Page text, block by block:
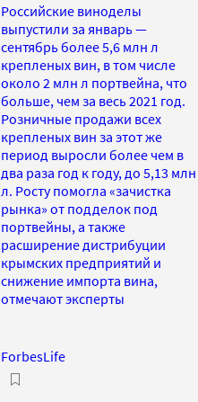
Российские виноделы
выпустили за январь —
сентябрь более 5,6 млн л
крепленых вин, в том числе
около 2 млн л портвейна, что
больше, чем за весь 2021 год.
Розничные продажи всех
крепленых вин за этот же
период выросли более чем в
два раза год к году, до 5,13 млн
л. Росту помогла «зачистка
рынка» от подделок под
портвейны, а также
расширение дистрибуции
крымских предприятий и
снижение импорта вина,
отмечают эксперты
ForbesLife